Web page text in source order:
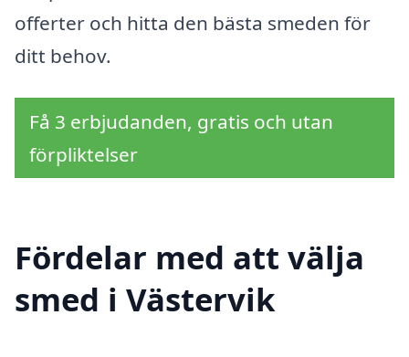
offerter och hitta den bästa smeden för
ditt behov.
Få 3 erbjudanden, gratis och utan
förpliktelser
Fördelar med att välja
smed i Västervik